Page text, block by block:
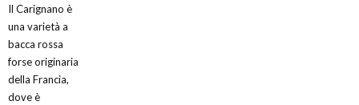
Il Carignano è
una varietà a
bacca rossa
forse originaria
della Francia,
dove è